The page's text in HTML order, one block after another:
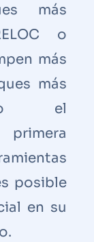
más
o
más
más
el
posible
en su